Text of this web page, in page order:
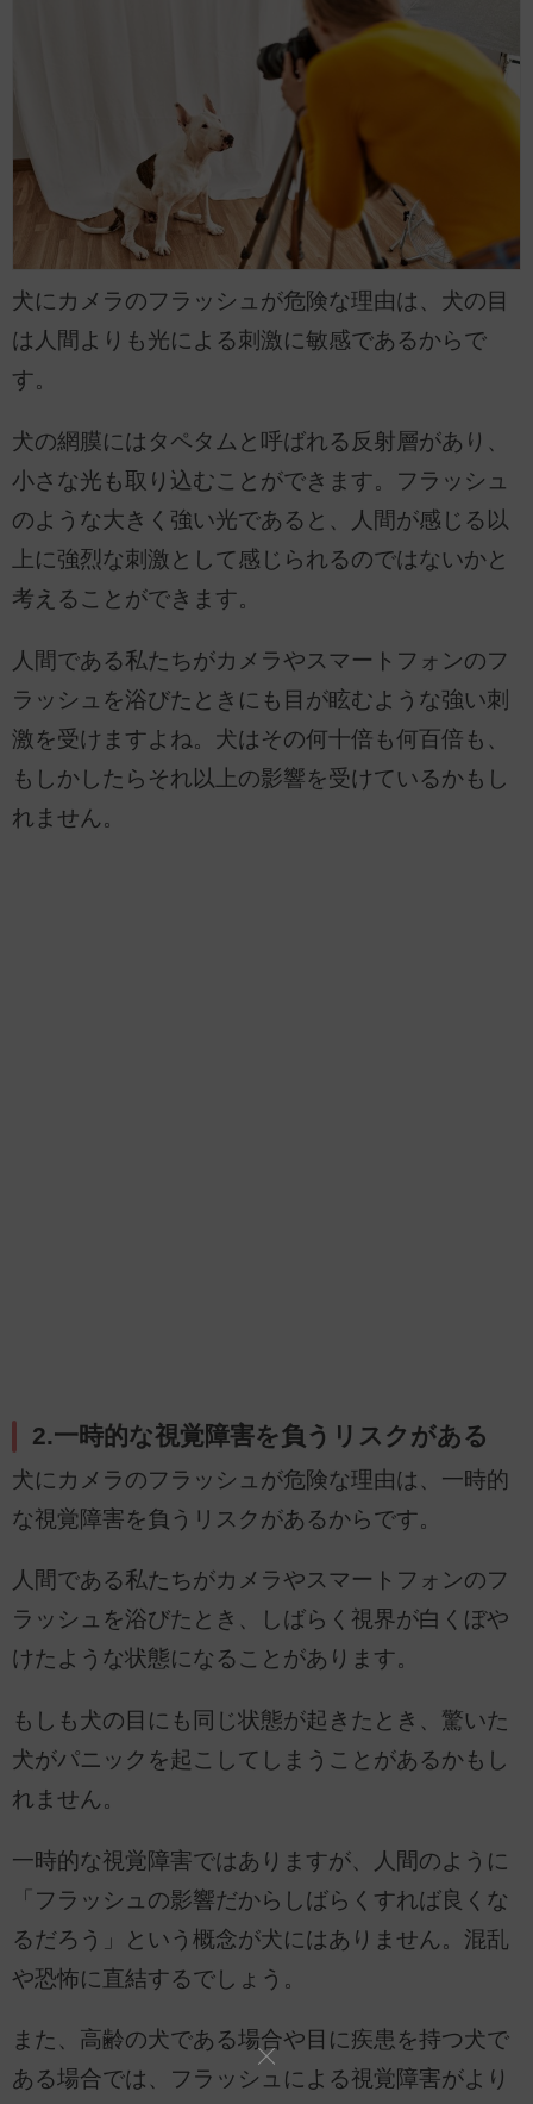
犬にカメラのフラッシュが危険な理由は、犬の目
は人間よりも光による刺激に敏感であるからで
す。
犬の網膜にはタペタムと呼ばれる反射層があり、
小さな光も取り込むことができます。フラッシュ
のような大きく強い光であると、人間が感じる以
上に強烈な刺激として感じられるのではないかと
考えることができます。
人間である私たちがカメラやスマートフォンのフ
ラッシュを浴びたときにも目が眩むような強い刺
激を受けますよね。犬はその何十倍も何百倍も、
もしかしたらそれ以上の影響を受けているかもし
れません。
2.一時的な視覚障害を負うリスクがある
犬にカメラのフラッシュが危険な理由は、一時的
な視覚障害を負うリスクがあるからです。
人間である私たちがカメラやスマートフォンのフ
ラッシュを浴びたとき、しばらく視界が白くぼや
けたような状態になることがあります。
もしも犬の目にも同じ状態が起きたとき、驚いた
犬がパニックを起こしてしまうことがあるかもし
れません。
一時的な視覚障害ではありますが、人間のように
「フラッシュの影響だからしばらくすれば良くな
るだろう」という概念が犬にはありません。混乱
や恐怖に直結するでしょう。
また、高齢の犬である場合や目に疾患を持つ犬で
ある場合では、フラッシュによる視覚障害がより